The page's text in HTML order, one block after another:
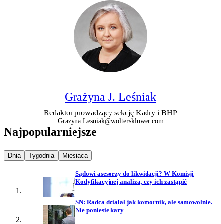
Grażyna J. Leśniak
Redaktor prowadzący sekcję Kadry i BHP
Grazyna.Lesniak@wolterskluwer.com
Najpopularniejsze
Najpopularniejsze wiadomości z
Dnia Najpopularniejsze wiadomości z
Tygodnia Najpopularniejsze wiadomości z
Miesiąca
Sądowi asesorzy do likwidacji? W Komisji
Kodyfikacyjnej analiza, czy ich zastąpić
SN: Radca działał jak komornik, ale samowolnie.
Nie poniesie kary